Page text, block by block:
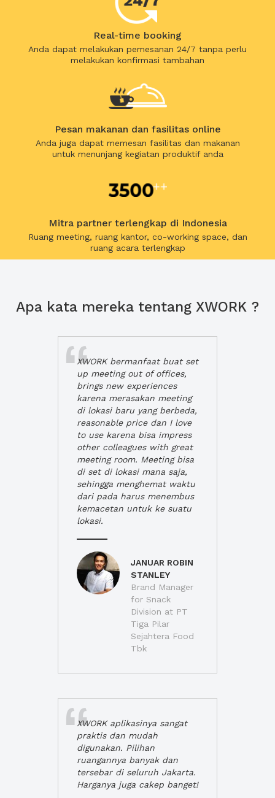
Real-time booking
Anda dapat melakukan pemesanan 24/7 tanpa perlu
melakukan konfirmasi tambahan
Pesan makanan dan fasilitas online
Anda juga dapat memesan fasilitas dan makanan
untuk menunjang kegiatan produktif anda
Mitra partner terlengkap di Indonesia
Ruang meeting, ruang kantor, co-working space, dan
ruang acara terlengkap
Apa kata mereka tentang XWORK ?
XWORK bermanfaat buat set
up meeting out of offices,
brings new experiences
karena merasakan meeting
di lokasi baru yang berbeda,
reasonable price dan I love
to use karena bisa impress
other colleagues with great
meeting room. Meeting bisa
di set di lokasi mana saja,
sehingga menghemat waktu
dari pada harus menembus
kemacetan untuk ke suatu
lokasi.
JANUAR ROBIN
STANLEY
Brand Manager
for Snack
Division at PT
Tiga Pilar
Sejahtera Food
Tbk
XWORK aplikasinya sangat
praktis dan mudah
digunakan. Pilihan
ruangannya banyak dan
tersebar di seluruh Jakarta.
Harganya juga cakep banget!